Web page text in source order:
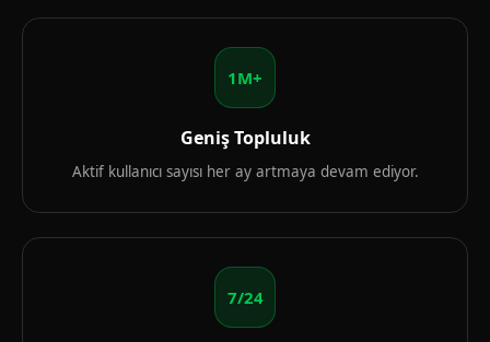
1M+
Geniş Topluluk
Aktif kullanıcı sayısı her ay artmaya devam ediyor.
7/24